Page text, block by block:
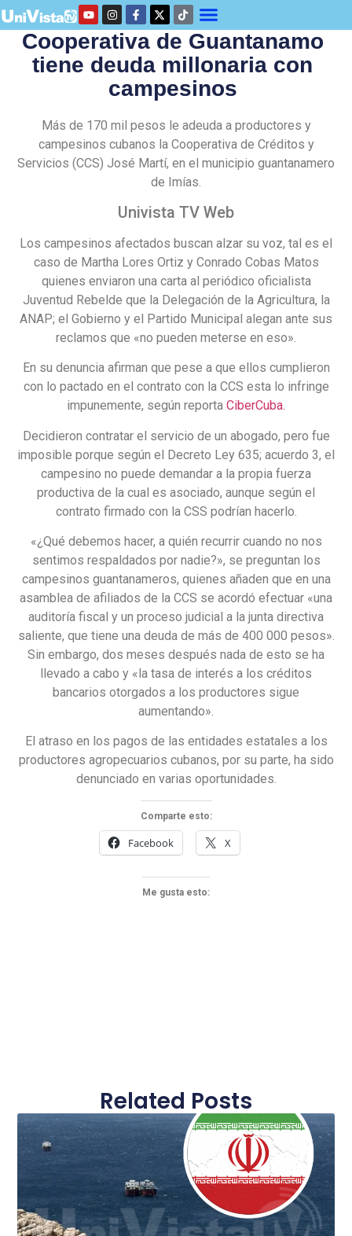
Cooperativa de Guantanamo
tiene deuda millonaria con
campesinos
Más de 170 mil pesos le adeuda a productores y
campesinos cubanos la Cooperativa de Créditos y
Servicios (CCS) José Martí, en el municipio guantanamero
de Imías.
Univista TV Web
Los campesinos afectados buscan alzar su voz, tal es el
caso de Martha Lores Ortiz y Conrado Cobas Matos
quienes enviaron una carta al periódico oficialista
Juventud Rebelde que la Delegación de la Agricultura, la
ANAP; el Gobierno y el Partido Municipal alegan ante sus
reclamos que «no pueden meterse en eso».
En su denuncia afirman que pese a que ellos cumplieron
con lo pactado en el contrato con la CCS esta lo infringe
impunemente, según reporta CiberCuba.
Decidieron contratar el servicio de un abogado, pero fue
imposible porque según el Decreto Ley 635; acuerdo 3, el
campesino no puede demandar a la propia fuerza
productiva de la cual es asociado, aunque según el
contrato firmado con la CSS podrían hacerlo.
«¿Qué debemos hacer, a quién recurrir cuando no nos
sentimos respaldados por nadie?», se preguntan los
campesinos guantanameros, quienes añaden que en una
asamblea de afiliados de la CCS se acordó efectuar «una
auditoría fiscal y un proceso judicial a la junta directiva
saliente, que tiene una deuda de más de 400 000 pesos».
Sin embargo, dos meses después nada de esto se ha
llevado a cabo y «la tasa de interés a los créditos
bancarios otorgados a los productores sigue
aumentando».
El atraso en los pagos de las entidades estatales a los
productores agropecuarios cubanos, por su parte, ha sido
denunciado en varias oportunidades.
Comparte esto:
Facebook X
Me gusta esto:
Related Posts